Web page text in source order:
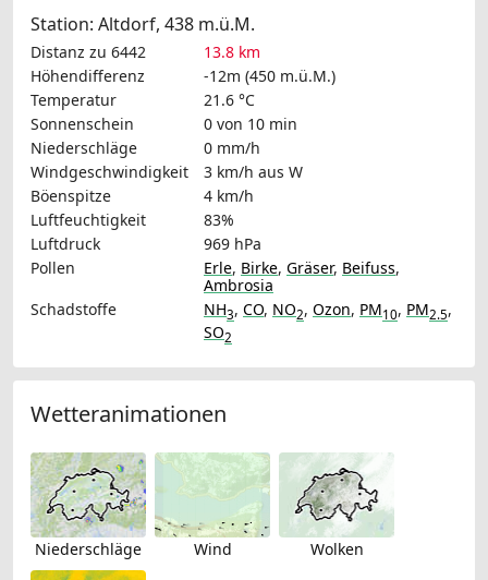
Station: Altdorf, 438 m.ü.M.
Distanz zu 6442
13.8 km
Höhendifferenz
-12m (450 m.ü.M.)
Temperatur
21.6 °C
Sonnenschein
0 von 10 min
Niederschläge
0 mm/h
Windgeschwindigkeit
3 km/h aus W
Böenspitze
4 km/h
Luftfeuchtigkeit
83%
Luftdruck
969 hPa
Pollen
Erle, Birke, Gräser, Beifuss,
Ambrosia
Schadstoffe
NH3, CO, NO2, Ozon, PM10, PM2.5,
SO2
Wetteranimationen
Niederschläge Wind Wolken